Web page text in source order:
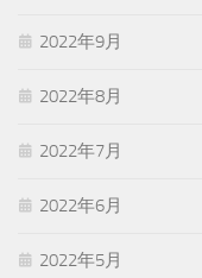
2022年9月
2022年8月
2022年7月
2022年6月
2022年5月